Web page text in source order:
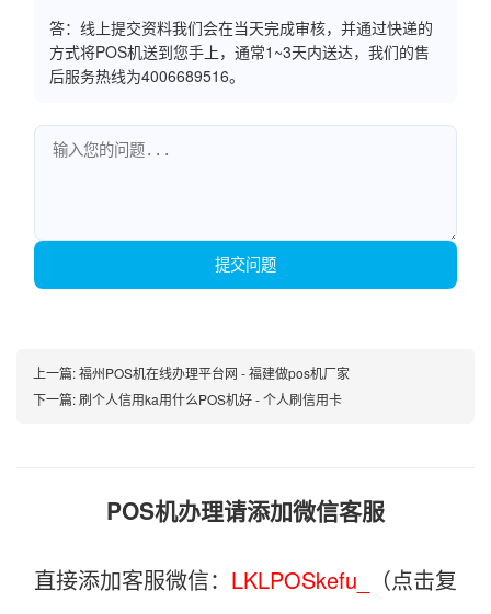
答：线上提交资料我们会在当天完成审核，并通过快递的
方式将POS机送到您手上，通常1~3天内送达，我们的售
后服务热线为4006689516。
提交问题
上一篇:福州POS机在线办理平台网 - 福建做pos机厂家
下一篇:刷个人信用ka用什么POS机好 - 个人刷信用卡
POS机办理请添加微信客服
直接添加客服微信： LKLPOSkefu_
（点击复